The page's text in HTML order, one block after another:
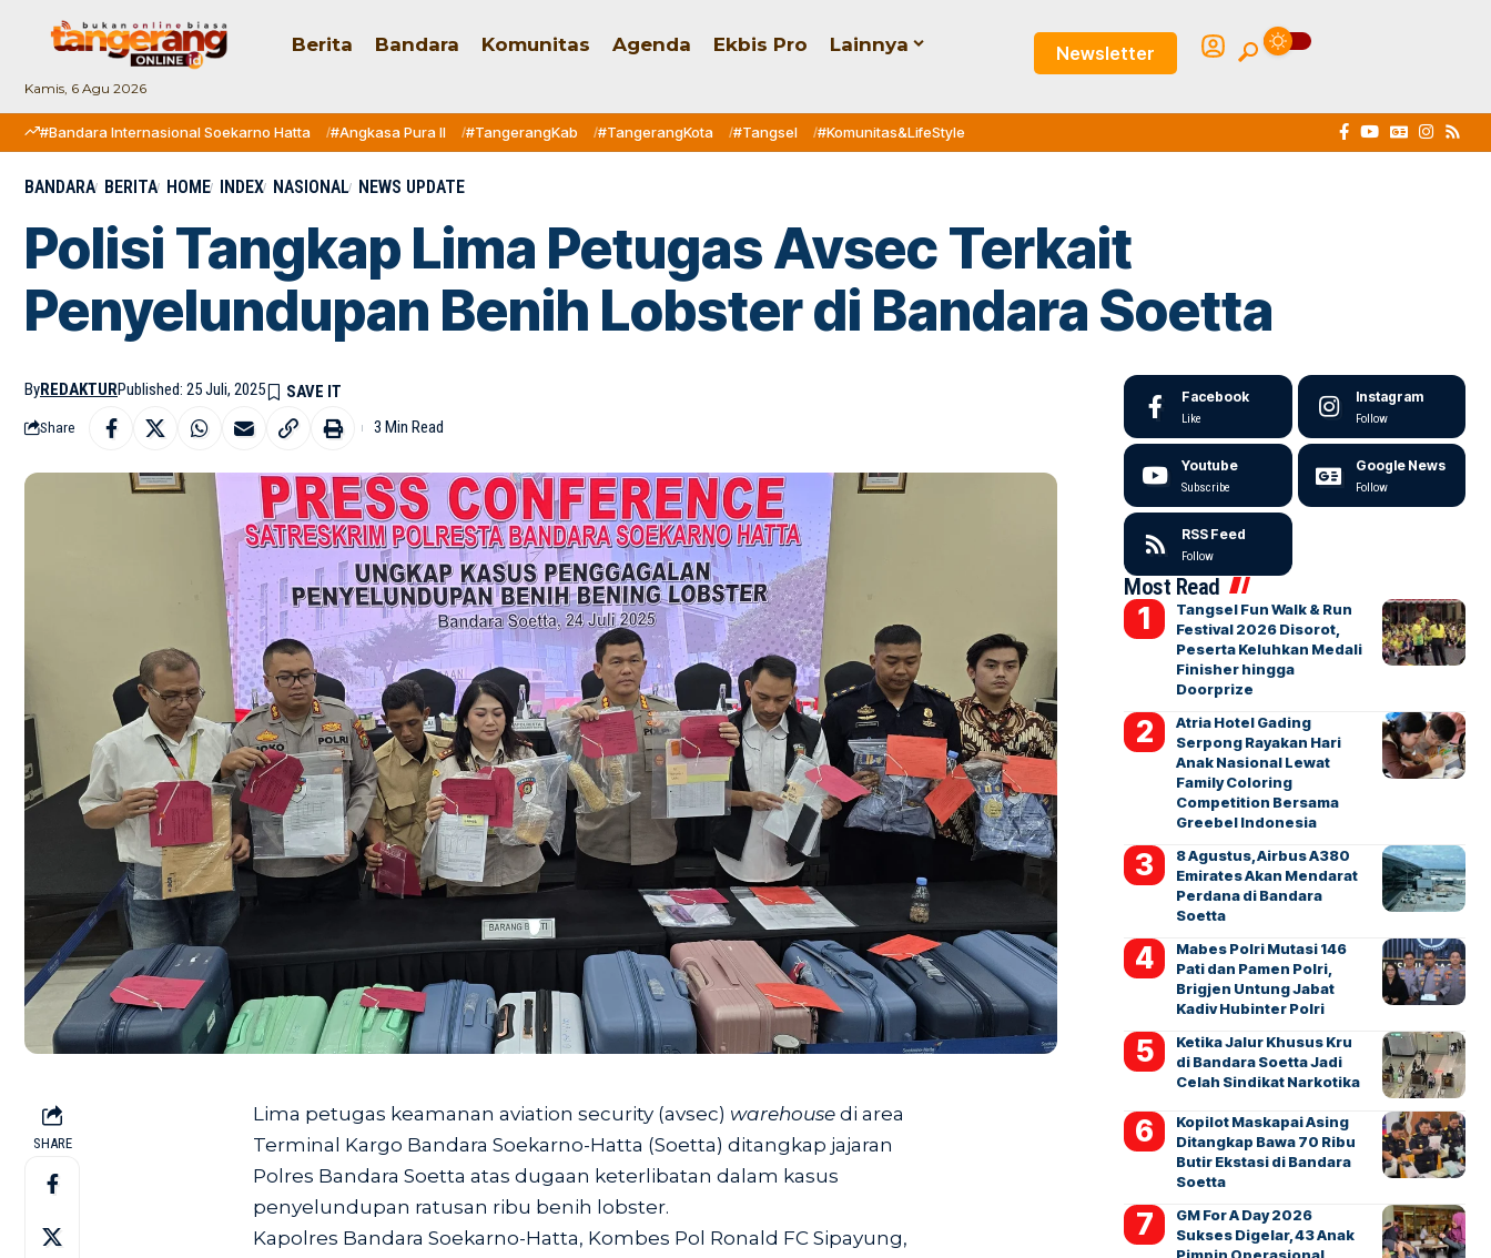
Kamis, 6 Agu 2026
Berita Bandara Komunitas Agenda Ekbis Pro Lainnya Newsletter
#Bandara Internasional Soekarno Hatta #Angkasa Pura II #TangerangKab #TangerangKota #Tangsel #Komunitas&LifeStyle
BANDARA BERITA HOME INDEX NASIONAL NEWS UPDATE
Polisi Tangkap Lima Petugas Avsec Terkait
Penyelundupan Benih Lobster di Bandara Soetta
ByREDAKTURPublished: 25 Juli, 2025
Share 3 Min Read
SHARE
Lima petugas keamanan aviation security (avsec) warehousedi area
Terminal Kargo Bandara Soekarno-Hatta (Soetta) ditangkap jajaran
Polres Bandara Soetta atas dugaan keterlibatan dalam kasus
penyelundupan ratusan ribu benih lobster.
Kapolres Bandara Soekarno-Hatta, Kombes Pol Ronald FC Sipayung,
Facebook
Like
Instagram
Follow
Youtube
Subscribe
Google News
Follow
RSS Feed
Follow
Most Read
Tangsel Fun Walk & Run
Festival 2026 Disorot,
Peserta Keluhkan Medali
Finisher hingga
Doorprize
Atria Hotel Gading
Serpong Rayakan Hari
Anak Nasional Lewat
Family Coloring
Competition Bersama
Greebel Indonesia
8 Agustus, Airbus A380
Emirates Akan Mendarat
Perdana di Bandara
Soetta
Mabes Polri Mutasi 146
Pati dan Pamen Polri,
Brigjen Untung Jabat
Kadiv Hubinter Polri
Ketika Jalur Khusus Kru
di Bandara Soetta Jadi
Celah Sindikat Narkotika
Kopilot Maskapai Asing
Ditangkap Bawa 70 Ribu
Butir Ekstasi di Bandara
Soetta
GM For A Day 2026
Sukses Digelar, 43 Anak
Pimpin Operasional